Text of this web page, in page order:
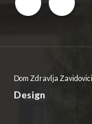
Dom Zdravlja
Design